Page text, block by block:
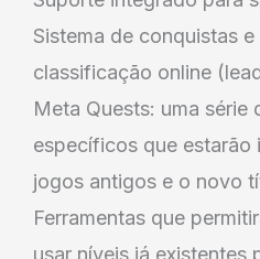
Sistema de conquistas
classificação online
Meta Quests: uma série
específicos que estarão
jogos antigos e o novo
Ferramentas que
usar níveis já existentes